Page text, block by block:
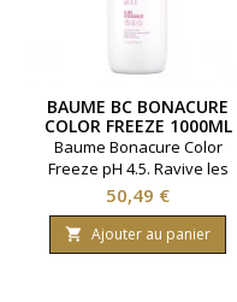
BAUME BC BONACURE
COLOR FREEZE 1000ML
Baume Bonacure Color
Freeze pH 4.5. Ravive les
cheveux colorés. Marque
Schwarzkopf. Contenance
1000 millilitres.
Prix
50,49 €
 Ajouter au panier